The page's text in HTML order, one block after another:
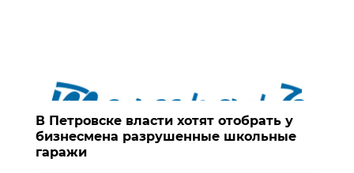
В Петровске власти хотят отобрать у
бизнесмена разрушенные школьные
гаражи